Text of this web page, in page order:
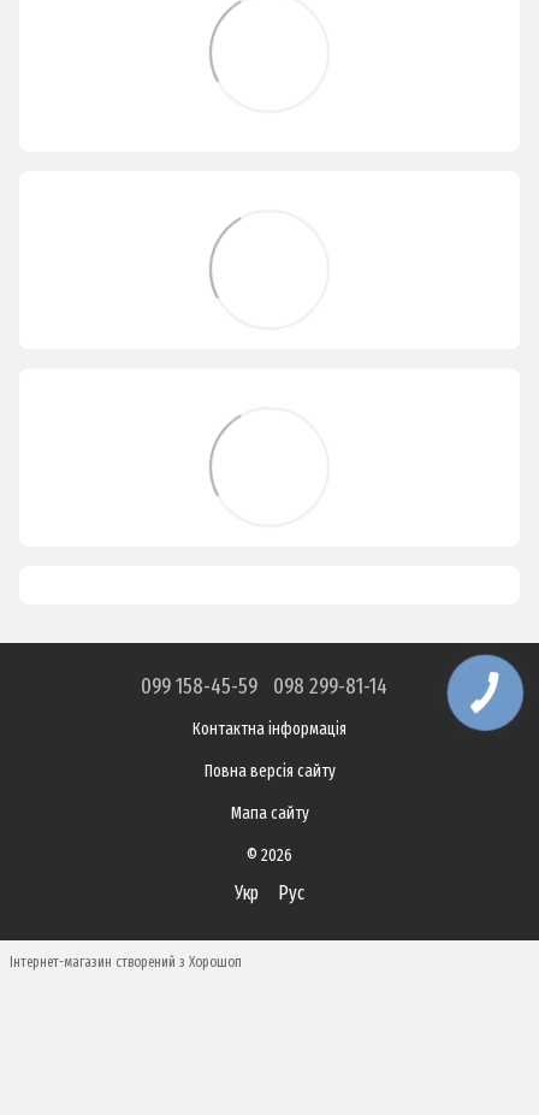
099 158-45-59 098 299-81-14
Контактна інформація
Повна версія сайту
Мапа сайту
© 2026
Укр Рус
Інтернет-магазин створений з Хорошоп